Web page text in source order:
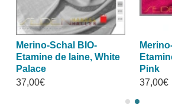
Merino-Schal BIO-
Etamine de laine, White
Palace
37,00€
Pink
37,00€